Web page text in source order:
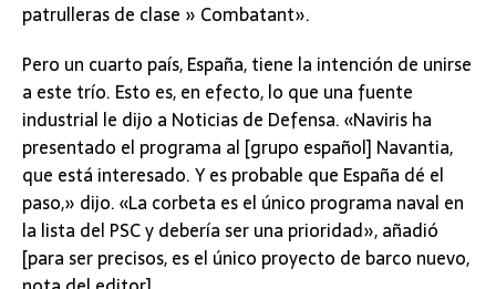
patrulleras de clase » Combatant».
Pero un cuarto país, España, tiene la intención de unirse
a este trío. Esto es, en efecto, lo que una fuente
industrial le dijo a Noticias de Defensa. «Naviris ha
presentado el programa al [grupo español] Navantia,
que está interesado. Y es probable que España dé el
paso,» dijo. «La corbeta es el único programa naval en
la lista del PSC y debería ser una prioridad», añadió
[para ser precisos, es el único proyecto de barco nuevo,